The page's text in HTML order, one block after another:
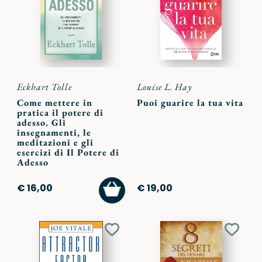
Eckhart Tolle
Come mettere in
pratica il potere di
adesso. Gli
insegnamenti, le
meditazioni e gli
esercizi di Il Potere di
Adesso
€ 16,00
AGGIUNGI
AL
CARRELLO
Louise L. Hay
Puoi guarire la tua vita
€ 19,00
Aggiungi